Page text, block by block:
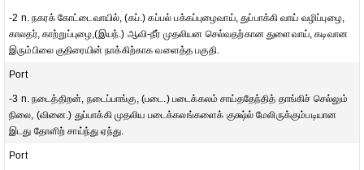
-2 n. நகரக் கோட்டைவாயில், (கப்.) கப்பல் பக்கப்புழைவாய், துப்பாக்கி வாய் வழிப்புழை,
காலதர், காற்றுப்புழை,(இயந்.) ஆவி-நீர் முதலியன செல்வதற்கான துளைவாய், கடிவான
இரும்பிலை குதிரையின் நாக்கிற்காக வளைத்த பகுதி.
Port
-3 n. நடைத்திறன், நடைப்பாங்கு, (படை.) படைக்கலம் சாய்ததேந்தித் தாங்கிச் செல்லும்
நிலை, (வினை.) துப்பாக்கி முதலிய படைக்கலங்களைக் குக்ஷ்ல் மேலிருக்கும்படியான
இடது தோளிற் சாய்ந்து ஏந்து.
Port